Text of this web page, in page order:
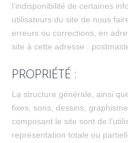
l’indisponibilité de certaines
utilisateurs du site de nous
erreurs ou corrections, en
site à cette adresse :
PROPRIÉTÉ :
La structure générale, ainsi
fixes, sons, dessins,
composant le site sont de
représentation totale ou